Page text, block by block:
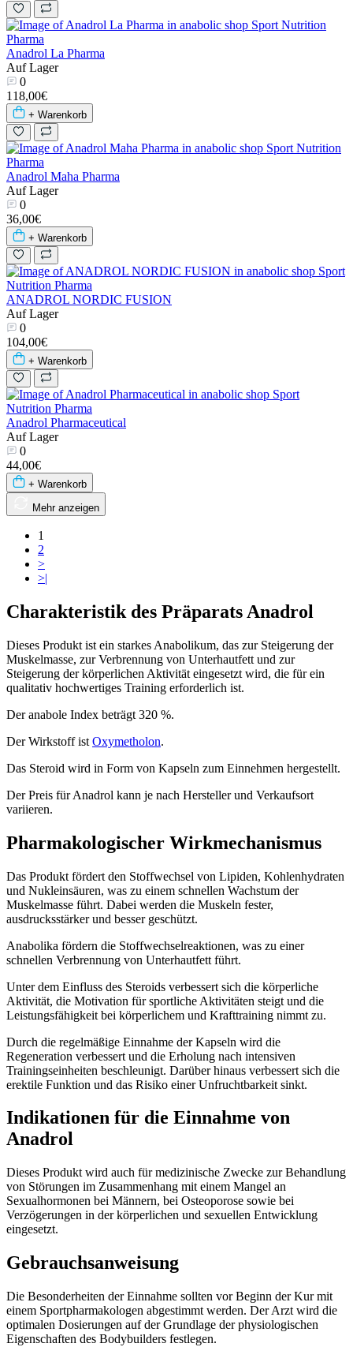
Anadrol La Pharma
Auf Lager
0
118,00€
+ Warenkorb
Anadrol Maha Pharma
Auf Lager
0
36,00€
+ Warenkorb
ANADROL NORDIC FUSION
Auf Lager
0
104,00€
+ Warenkorb
Anadrol Pharmaceutical
Auf Lager
0
44,00€
+ Warenkorb
Mehr anzeigen
1
2
>
>|
Charakteristik des Präparats Anadrol
Dieses Produkt ist ein starkes Anabolikum, das zur Steigerung der
Muskelmasse, zur Verbrennung von Unterhautfett und zur
Steigerung der körperlichen Aktivität eingesetzt wird, die für ein
qualitativ hochwertiges Training erforderlich ist.
Der anabole Index beträgt 320 %.
Der Wirkstoff ist Oxymetholon.
Das Steroid wird in Form von Kapseln zum Einnehmen hergestellt.
Der Preis für Anadrol kann je nach Hersteller und Verkaufsort
variieren.
Pharmakologischer Wirkmechanismus
Das Produkt fördert den Stoffwechsel von Lipiden, Kohlenhydraten
und Nukleinsäuren, was zu einem schnellen Wachstum der
Muskelmasse führt. Dabei werden die Muskeln fester,
ausdrucksstärker und besser geschützt.
Anabolika fördern die Stoffwechselreaktionen, was zu einer
schnellen Verbrennung von Unterhautfett führt.
Unter dem Einfluss des Steroids verbessert sich die körperliche
Aktivität, die Motivation für sportliche Aktivitäten steigt und die
Leistungsfähigkeit bei körperlichem und Krafttraining nimmt zu.
Durch die regelmäßige Einnahme der Kapseln wird die
Regeneration verbessert und die Erholung nach intensiven
Trainingseinheiten beschleunigt. Darüber hinaus verbessert sich die
erektile Funktion und das Risiko einer Unfruchtbarkeit sinkt.
Indikationen für die Einnahme von
Anadrol
Dieses Produkt wird auch für medizinische Zwecke zur Behandlung
von Störungen im Zusammenhang mit einem Mangel an
Sexualhormonen bei Männern, bei Osteoporose sowie bei
Verzögerungen in der körperlichen und sexuellen Entwicklung
eingesetzt.
Gebrauchsanweisung
Die Besonderheiten der Einnahme sollten vor Beginn der Kur mit
einem Sportpharmakologen abgestimmt werden. Der Arzt wird die
optimalen Dosierungen auf der Grundlage der physiologischen
Eigenschaften des Bodybuilders festlegen.